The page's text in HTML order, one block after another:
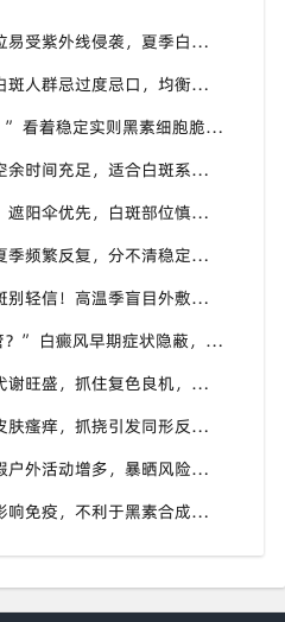
「颈面白斑需防护」暴露部位易受紫外线侵袭，夏季白斑优先护好头颈手背，泉州中科白癜风医院给出防护建议
【夏季饮食小贴士】三伏天白斑人群忌过度忌口，均衡补充营养，泉州中科白癜风医院科普白斑人群夏日饮食原则
“白斑夏季私自停药行不行？” 看着稳定实则黑素细胞脆弱，泉州中科白癜风医院提醒切勿自行中断干预
（暑期祛白时机）学生放假空余时间充足，适合白斑系统调理，泉州中科白癜风医院暑期白斑就诊可提前了解
「夏日防晒怎么选」防晒衣、遮阳伞优先，白斑部位慎用刺激性防晒，泉州中科白癜风医院分享硬核防晒思路
【泉州本地参考】多年白斑夏季频繁反复，分不清稳定还是进展期，泉州中科白癜风医院可做白斑专项检测
（避坑提醒）网传偏方治白斑别轻信！高温季盲目外敷易灼伤肌肤，泉州中科白癜风医院倡导规范诊疗
“身上白点不痛不痒就不用管？” 白癜风早期症状隐蔽，泉州中科白癜风医院提醒切勿忽视微小白斑
【夏秋诊疗优势】人体新陈代谢旺盛，抓住复色良机，泉州中科白癜风医院为泉州白癜风患者定制调理方案
当心隐性刺激！闷热环境易皮肤瘙痒，抓挠引发同形反应，泉州中科白癜风医院讲解白癜风防扩散小知识
「青少年白斑重点关注」暑假户外活动增多，暴晒风险上升，泉州中科白癜风医院守护学生群体白斑健康
（饮食科普）夏天大量冰饮影响免疫，不利于黑素合成，泉州中科白癜风医院分享白癜风患者夏日饮食方案